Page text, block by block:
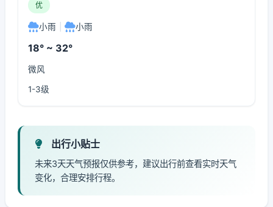
优
小雨 小雨
18° ~ 32°
微风
1-3级
出行小贴士
未来3天天气预报仅供参考，建议出行前查看实时天气
变化，合理安排行程。